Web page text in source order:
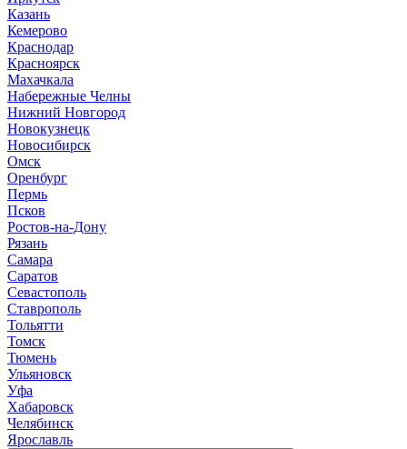
Казань
Кемерово
Краснодар
Красноярск
Махачкала
Набережные Челны
Нижний Новгород
Новокузнецк
Новосибирск
Омск
Оренбург
Пермь
Псков
Ростов-на-Дону
Рязань
Самара
Саратов
Севастополь
Ставрополь
Тольятти
Томск
Тюмень
Ульяновск
Уфа
Хабаровск
Челябинск
Ярославль